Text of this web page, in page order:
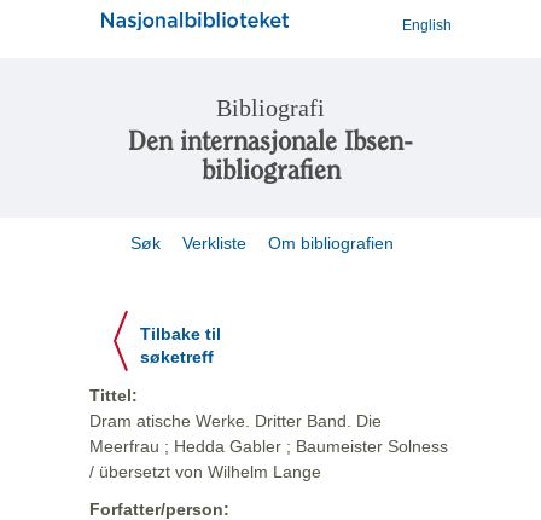
English
Bibliografi
Den internasjonale Ibsen-
bibliografien
Søk Verkliste Om bibliografien
Tilbake til
søketreff
Tittel:
Dram atische Werke. Dritter Band. Die
Meerfrau ; Hedda Gabler ; Baumeister Solness
/ übersetzt von Wilhelm Lange
Forfatter/person: